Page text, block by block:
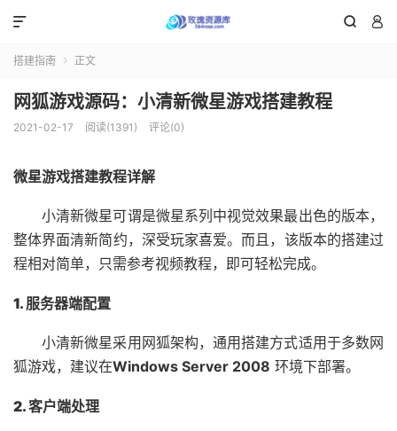
 

搭建指南  正文
网狐游戏源码：小清新微星游戏搭建教程
2021-02-17 阅读(1391) 评论(0)
微星游戏搭建教程详解
小清新微星可谓是微星系列中视觉效果最出色的版本，
整体界面清新简约，深受玩家喜爱。而且，该版本的搭建过
程相对简单，只需参考视频教程，即可轻松完成。
1. 服务器端配置
小清新微星采用网狐架构，通用搭建方式适用于多数网
狐游戏，建议在Windows Server 2008 环境下部署。
2. 客户端处理